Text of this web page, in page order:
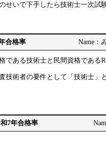
せいで下手したら技術士一次試
合格率 Name：
である技術士と民間資格である
技術者の要件として「技術士」
7年合格率